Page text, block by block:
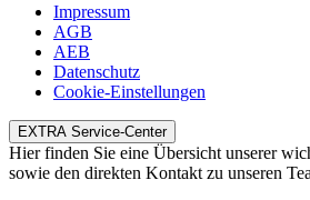
Impressum
AGB
AEB
Datenschutz
Cookie-Einstellungen
EXTRA Service-Center
Hier finden Sie eine Übersicht unserer
sowie den direkten Kontakt zu unseren